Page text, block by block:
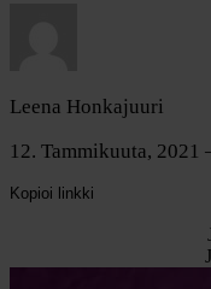
Leena Honkajuuri
12. Tammikuuta, 2021
Kopioi linkki